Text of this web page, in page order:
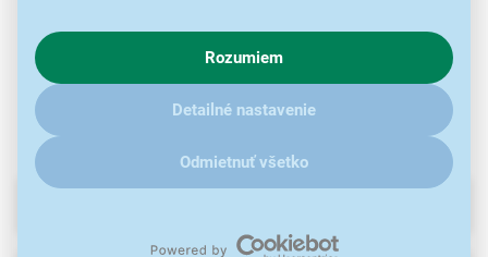
o chovaní na webe pre zobrazovaní cielených reklám.
V prípade že vás zaujímajú detaily, ako u nás s cookies a
ďalšími údaji pracujeme, kliknitesem.
Rozumiem
Detailné nastavenie
Odmietnuť všetko
Fotopapier